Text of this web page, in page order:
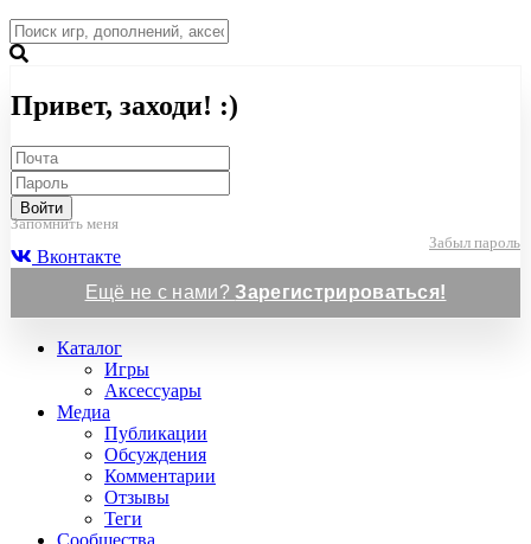
Привет, заходи! :)
Войти
Запомнить меня
Забыл пароль
Вконтакте
Ещё не с нами?Зарегистрироваться!
Каталог
Игры
Аксессуары
Медиа
Публикации
Обсуждения
Комментарии
Отзывы
Теги
Сообщества